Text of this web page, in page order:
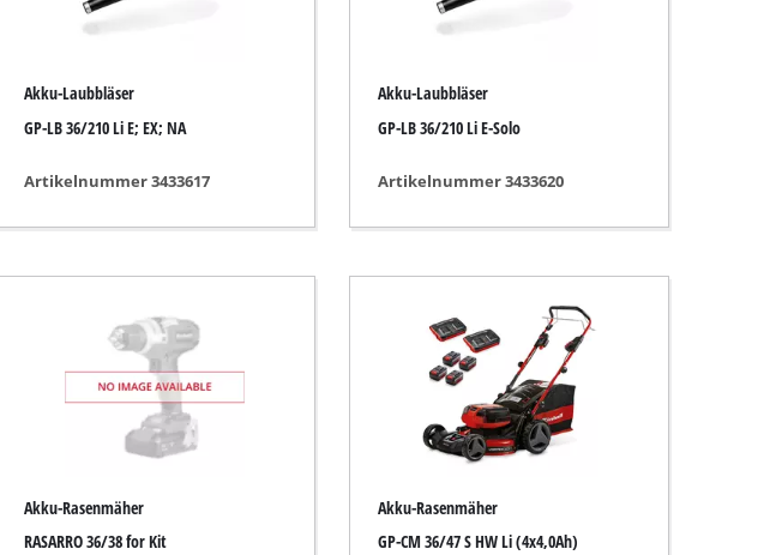
Akku-Laubbläser
GP-LB 36/210 Li E; EX; NA
Artikelnummer 3433617
Akku-Laubbläser
GP-LB 36/210 Li E-Solo
Artikelnummer 3433620
Akku-Rasenmäher
RASARRO 36/38 for Kit
Akku-Rasenmäher
GP-CM 36/47 S HW Li (4x4,0Ah)